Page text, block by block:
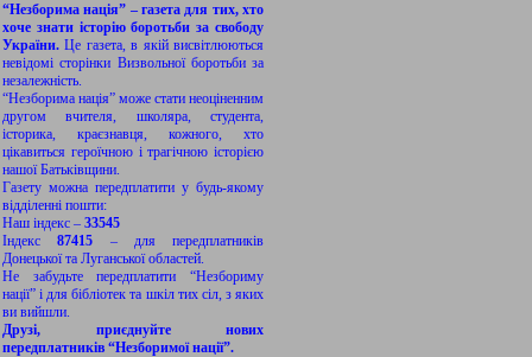
“Незборима нація” – газета для тих, хто
хоче знати історію боротьби за свободу
України.Це газета, в якій висвітлюються
невідомі сторінки Визвольної боротьби за
незалежність.
“Незборима нація” може стати неоціненним
другом вчителя, школяра, студента,
історика, краєзнавця, кожного, хто
цікавиться героїчною і трагічною історією
нашої Батьківщини.
Газету можна передплатити у будь-якому
відділенні пошти:
Наш індекс – 33545
Індекс87415 – для передплатників
Донецької та Луганської областей.
Не забудьте передплатити “Незбориму
нації” і для бібліотек та шкіл тих сіл, з яких
ви вийшли.
Друзі, приєднуйте нових
передплатників “Незборимої нації”.